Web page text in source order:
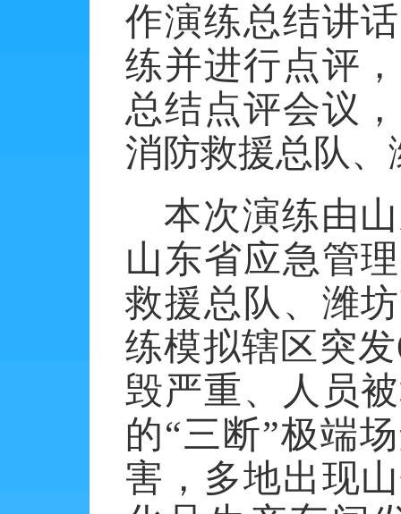
作演练总结讲话
练并进行点评
总结点评会议
消防救援总队、
本次演练由
山东省应急管
救援总队、潍
练模拟辖区突发
毁严重、人员
的“三断”极端
害，多地出现